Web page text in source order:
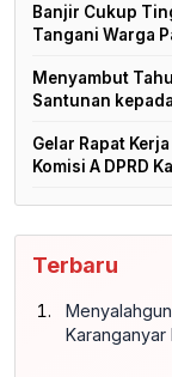
Banjir Cukup
Tangani Warga
Menyambut
Santunan
Gelar Rapat
Komisi A DPRD
Terbaru
Karanganyar